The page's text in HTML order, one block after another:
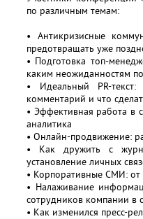
по различным темам:
• Антикризисные
предотвращать уже
• Подготовка топ-
каким неожиданностям
• Идеальный PR-текст:
комментарий и что
• Эффективная работа в
аналитика
• Онлайн-продвижение:
• Как дружить с
установление личных
• Корпоративные СМИ:
• Налаживание
сотрудников компании в
• Как изменился пресс-